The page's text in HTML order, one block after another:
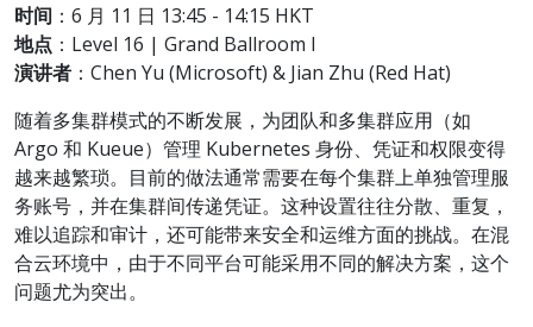
时间 ：6 月 11 日 13:45 - 14:15 HKT
地点 ：Level 16 | Grand Ballroom I
演讲者 ：Chen Yu (Microsoft) & Jian Zhu (Red Hat)
随着多集群模式的不断发展，为团队和多集群应用（如
Argo 和 Kueue）管理 Kubernetes 身份、凭证和权限变得
越来越繁琐。目前的做法通常需要在每个集群上单独管理服
务账号，并在集群间传递凭证。这种设置往往分散、重复，
难以追踪和审计，还可能带来安全和运维方面的挑战。在混
合云环境中，由于不同平台可能采用不同的解决方案，这个
问题尤为突出。